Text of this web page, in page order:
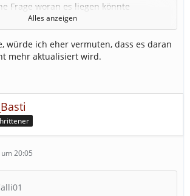
Frage woran es liegen könnte
Responder Script von JuMaHo
Einsätzen alarmiert er nicht aber
ich normal alarmieren
Alles anzeigen
würde ich eher vermuten, dass es daran
mehr aktualisiert wird.
20:05